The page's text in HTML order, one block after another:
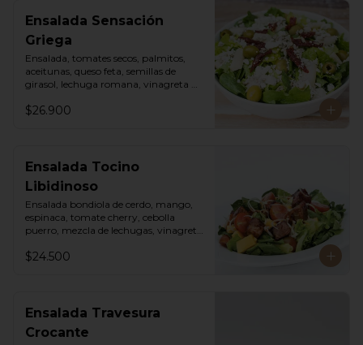
Ensalada Sensación
Griega
Ensalada, tomates secos, palmitos,
aceitunas, queso feta, semillas de
girasol, lechuga romana, vinagreta
$26.900
Ensalada Tocino
Libidinoso
Ensalada bondiola de cerdo, mango,
espinaca, tomate cherry, cebolla
puerro, mezcla de lechugas, vinagreta
$24.500
Ensalada Travesura
Crocante